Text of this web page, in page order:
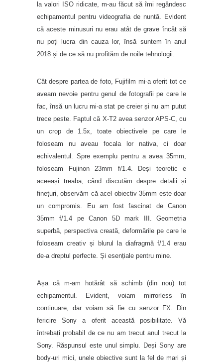
la valori ISO ridicate, m-au făcut să îmi regândesc
echipamentul pentru videografia de nuntă. Evident
că aceste minusuri nu erau atât de grave încât să
nu poți lucra din cauza lor, însă suntem în anul
2018 și de ce să nu profităm de noile tehnologii.
Cât despre partea de foto, Fujifilm mi-a oferit tot ce
aveam nevoie pentru genul de fotografii pe care le
fac, însă un lucru mi-a stat pe creier și nu am putut
trece peste. Faptul că X-T2 avea senzor APS-C, cu
un crop de 1.5x, toate obiectivele pe care le
foloseam nu aveau focala lor nativa, ci doar
echivalentul. Spre exemplu pentru a avea 35mm,
foloseam Fujinon 23mm f/1.4. Deși teoretic e
aceeași treaba, când discutăm despre detalii și
finețuri, observăm că acel obiectiv 35mm este doar
un compromis. Eu am fost fascinat de Canon
35mm f/1.4 pe Canon 5D mark III. Geometria
superbă, perspectiva creată, deformările pe care le
foloseam creativ și blurul la diafragmă f/1.4 erau
de-a dreptul perfecte. Și esențiale pentru mine.
Așa că m-am hotărât să schimb (din nou) tot
echipamentul. Evident, voiam mirrorless în
continuare, dar voiam să fie cu senzor FX. Din
fericire Sony a oferit această posibilitate. Vă
întrebați probabil de ce nu am trecut anul trecut la
Sony. Răspunsul este unul simplu. Deși Sony are
body-uri mici, unele obiective sunt la fel de mari și